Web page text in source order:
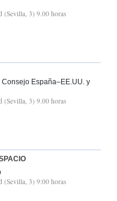
(Sevilla, 3) 9.00 horas
España–EE.UU. y
(Sevilla, 3) 9.00 horas
(Sevilla, 3) 9:00 horas